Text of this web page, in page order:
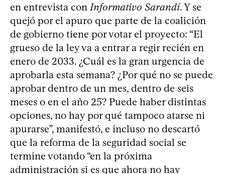
en entrevista con Informativo Sarandí. Y se
quejó por el apuro que parte de la coalición
de gobierno tiene por votar el proyecto: “El
grueso de la ley va a entrar a regir recién en
enero de 2033. ¿Cuál es la gran urgencia de
aprobarla esta semana? ¿Por qué no se puede
aprobar dentro de un mes, dentro de seis
meses o en el año 25? Puede haber distintas
opciones, no hay por qué tampoco atarse ni
apurarse”, manifestó, e incluso no descartó
que la reforma de la seguridad social se
termine votando “en la próxima
administración si es que ahora no hay